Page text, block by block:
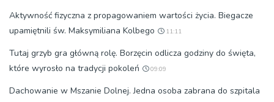
Aktywność fizyczna z propagowaniem wartości życia. Biegacze
upamiętnili św. Maksymiliana Kolbego
11:11
Tutaj grzyb gra główną rolę. Borzęcin odlicza godziny do święta,
które wyrosło na tradycji pokoleń
09:09
Dachowanie w Mszanie Dolnej. Jedna osoba zabrana do szpitala